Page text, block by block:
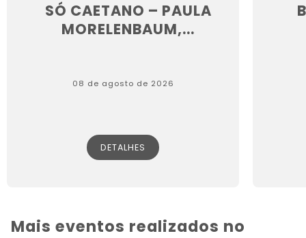
SÓ CAETANO – PAULA
MORELENBAUM,...
08 de agosto de 2026
DETALHES
Mais eventos realizados no